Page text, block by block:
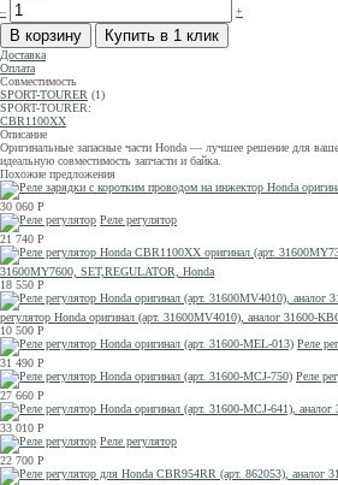
–
+
Доставка
Оплата
Совместимость
SPORT-TOURER (1)
SPORT-TOURER:
CBR1100XX
Описание
Оригинальные запасные части Honda — лучшее решение для
идеальную совместимость запчасти и байка.
Похожие предложения
30 060 Р
Реле регулятор
21 740 Р
31600MY7600, SET,REGULATOR, Honda
18 550 Р
регулятор Honda оригинал (арт. 31600MV4010), аналог
10 500 Р
Реле
31 490 Р
Реле
27 660 Р
33 010 Р
Реле регулятор
22 700 Р